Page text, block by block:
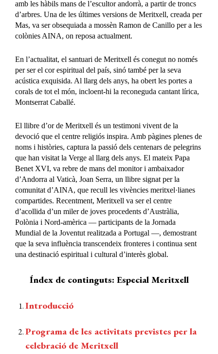
amb les hàbils mans de l’escultor andorrà, a partir de troncs
d’arbres. Una de les últimes versions de Meritxell, creada per
Mas, va ser obsequiada a mossèn Ramon de Canillo per a les
colònies AINA, on reposa actualment.
En l’actualitat, el santuari de Meritxell és conegut no només
per ser el cor espiritual del país, sinó també per la seva
acústica exquisida. Al llarg dels anys, ha obert les portes a
corals de tot el món, incloent-hi la reconeguda cantant lírica,
Montserrat Caballé.
El llibre d’or de Meritxell és un testimoni vivent de la
devoció que el centre religiós inspira. Amb pàgines plenes de
noms i històries, captura la passió dels centenars de pelegrins
que han visitat la Verge al llarg dels anys. El mateix Papa
Benet XVI, va rebre de mans del monitor i ambaixador
d’Andorra al Vaticà, Joan Serra, un llibre signat per la
comunitat d’AINA, que recull les vivències meritxel·lianes
compartides. Recentment, Meritxell va ser el centre
d’acollida d’un miler de joves procedents d’Austràlia,
Polònia i Nord-amèrica — participants de la Jornada
Mundial de la Joventut realitzada a Portugal —, demostrant
que la seva influència transcendeix fronteres i continua sent
una destinació espiritual i cultural d’interès global.
Índex de continguts: Especial Meritxell
Introducció
Programa de les activitats previstes per la
celebració de Meritxell